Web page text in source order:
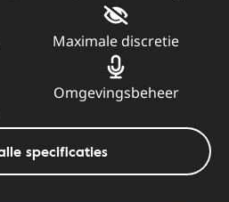
Maximale discretie
Omgevingsbeheer
specificaties